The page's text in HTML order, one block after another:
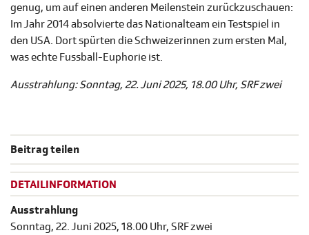
genug, um auf einen anderen Meilenstein zurückzuschauen:
Im Jahr 2014 absolvierte das Nationalteam ein Testspiel in
den USA. Dort spürten die Schweizerinnen zum ersten Mal,
was echte Fussball-Euphorie ist.
Ausstrahlung: Sonntag, 22. Juni 2025, 18.00 Uhr, SRF zwei
Beitrag teilen
DETAILINFORMATION
Ausstrahlung
Sonntag, 22. Juni 2025, 18.00 Uhr, SRF zwei